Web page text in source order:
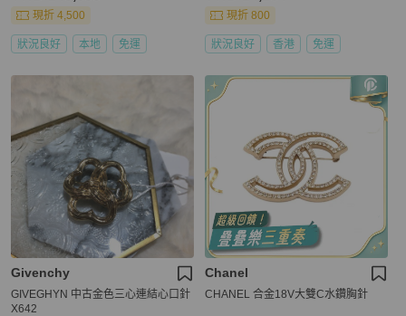
現折 4,500
狀況良好 本地 免運
現折 800
狀況良好 香港 免運
Givenchy
GIVEGHYN 中古金色三心連結心口針
X642
Chanel
CHANEL 合金18V大雙C水鑽胸針